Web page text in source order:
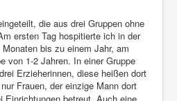
die aus drei Gruppen ohne
ersten Tag hospitierte ich in der
bis zu einem Jahr, am
von 1-2 Jahren. In einer Gruppe
Erzieherinnen, diese heißen dort
Frauen, der einzige Mann dort